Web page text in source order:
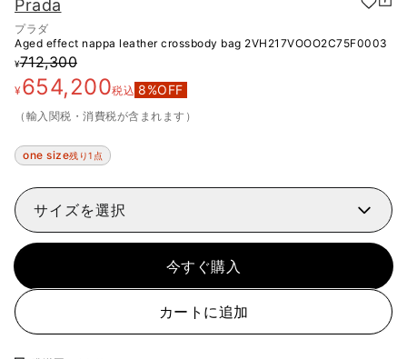
Prada
プラダ
Aged effect nappa leather crossbody bag 2VH217VOOO2C75F0003
¥712,300
¥654,200税込 8%OFF
（輸入関税・消費税が含まれます）
one size残り1点
サイズを選択
今すぐ購入
カートに追加